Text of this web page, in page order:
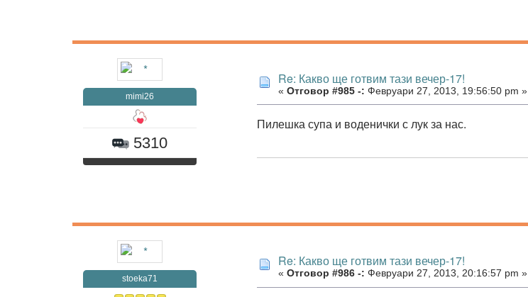
mimi26
5310
Re: Какво ще готвим тази вечер-17!
« Отговор #985 -: Февруари 27, 2013, 19:56:50 pm »
Пилешка супа и воденички с лук за нас.
stoeka71
Re: Какво ще готвим тази вечер-17!
« Отговор #986 -: Февруари 27, 2013, 20:16:57 pm »